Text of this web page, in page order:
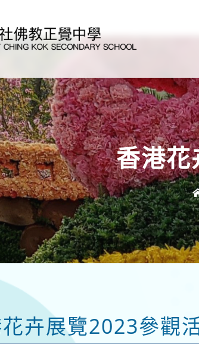
香港
卉展覽2023參觀